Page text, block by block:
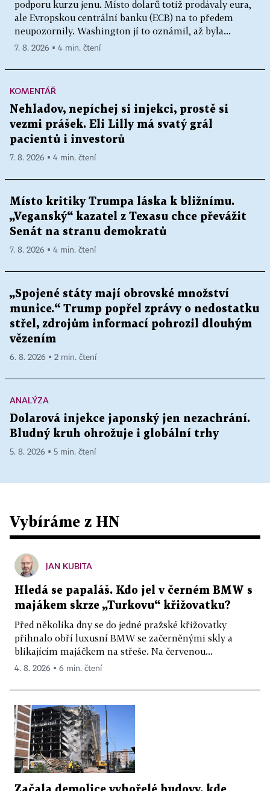
podporu kurzu jenu. Místo dolarů totiž prodávaly eura,
ale Evropskou centrální banku (ECB) na to předem
neupozornily. Washington jí to oznámil, až byla...
7. 8. 2026 ▪ 4 min. čtení
KOMENTÁŘ
Nehladov, nepíchej si injekci, prostě si
vezmi prášek. Eli Lilly má svatý grál
pacientů i investorů
7. 8. 2026 ▪ 4 min. čtení
Místo kritiky Trumpa láska k bližnímu.
„Veganský“ kazatel z Texasu chce převážit
Senát na stranu demokratů
7. 8. 2026 ▪ 4 min. čtení
„Spojené státy mají obrovské množství
munice.“ Trump popřel zprávy o nedostatku
střel, zdrojům informací pohrozil dlouhým
vězením
6. 8. 2026 ▪ 2 min. čtení
ANALÝZA
Dolarová injekce japonský jen nezachrání.
Bludný kruh ohrožuje i globální trhy
5. 8. 2026 ▪ 5 min. čtení
Vybíráme z HN
JAN KUBITA
Hledá se papaláš. Kdo jel v černém BMW s
majákem skrze „Turkovu“ křižovatku?
Před několika dny se do jedné pražské křižovatky
přihnalo obří luxusní BMW se začerněnými skly a
blikajícím majáčkem na střeše. Na červenou...
4. 8. 2026 ▪ 6 min. čtení